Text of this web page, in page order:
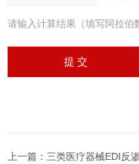
请输入计算结果（填写阿拉伯
上一篇： 三类医疗器械EDI反